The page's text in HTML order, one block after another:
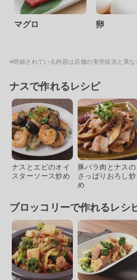
マグロ 卵
※明細されている内容は店舗の実売状況と異な
ナスで作れるレシピ
ナスとエビのオイ
スターソース炒め
豚バラ肉とナスの
さっぱりおろし炒
め
ブロッコリーで作れるレシ